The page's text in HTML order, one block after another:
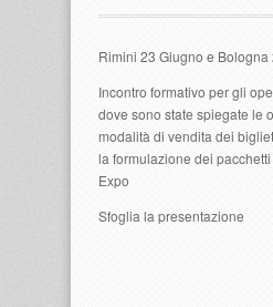
Rimini 23 Giugno e Bologna
Incontro formativo per gli
dove sono state spiegate le
modalità di vendita dei
la formulazione dei
Expo
Sfoglia la presentazione